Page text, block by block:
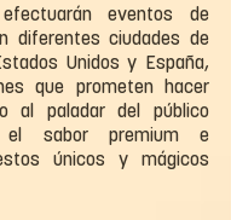
eventos de
diferentes ciudades de
Unidos y España,
que prometen hacer
al paladar del público
el sabor premium e
únicos y mágicos